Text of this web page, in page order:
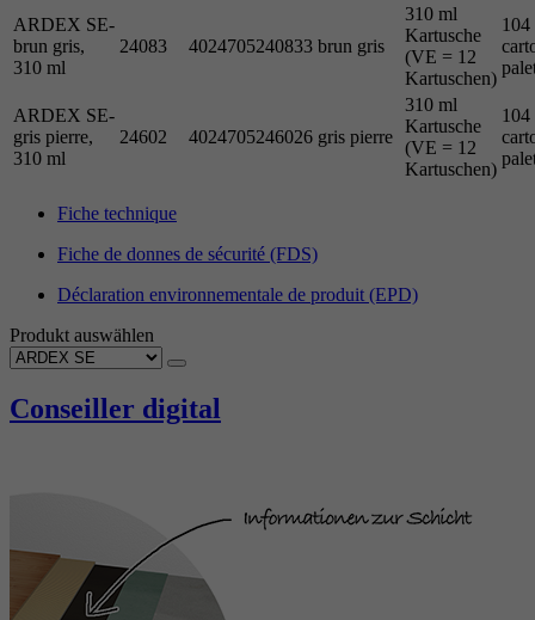
ARDEX SE-
brun gris,
310 ml
24083 4024705240833 brun gris
310 ml
Kartusche
(VE = 12
Kartuschen)
104
ARDEX SE-
gris pierre,
310 ml
24602 4024705246026 gris pierre
310 ml
Kartusche
(VE = 12
Kartuschen)
104
Fiche technique
Fiche de donnes de sécurité (FDS)
Déclaration environnementale de produit (EPD)
Produkt auswählen
Conseiller digital